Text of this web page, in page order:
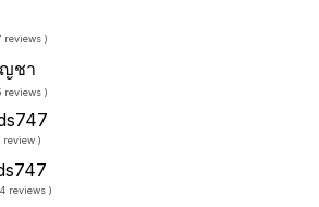
reviews )
ชา
reviews )
review )
reviews )